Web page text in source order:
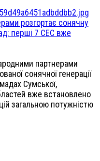
розгортає сонячну
перші 7 СЕС вже
партнерами
сонячної генерації
Сумської,
вже встановлено
загальною потужністю